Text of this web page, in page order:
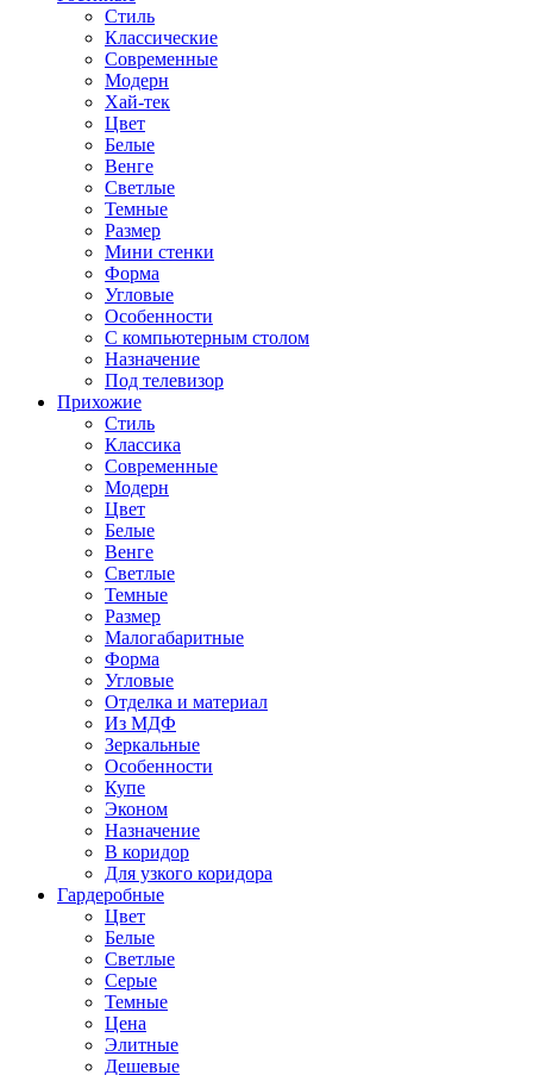
Стиль
Классические
Современные
Модерн
Хай-тек
Цвет
Белые
Венге
Светлые
Темные
Размер
Мини стенки
Форма
Угловые
Особенности
С компьютерным столом
Назначение
Под телевизор
Прихожие
Стиль
Классика
Современные
Модерн
Цвет
Белые
Венге
Светлые
Темные
Размер
Малогабаритные
Форма
Угловые
Отделка и материал
Из МДФ
Зеркальные
Особенности
Купе
Эконом
Назначение
В коридор
Для узкого коридора
Гардеробные
Цвет
Белые
Светлые
Серые
Темные
Цена
Элитные
Дешевые